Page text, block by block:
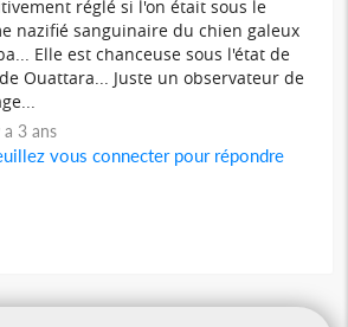
réglé si l'on était sous le
nazifié sanguinaire du chien galeux
Elle est chanceuse sous l'état de
Ouattara... Juste un observateur de
a 3 ans
vous connecter pour répondre